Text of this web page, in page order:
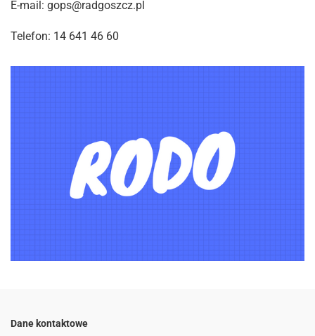
E-mail: gops@radgoszcz.pl
Telefon: 14 641 46 60
Dane kontaktowe